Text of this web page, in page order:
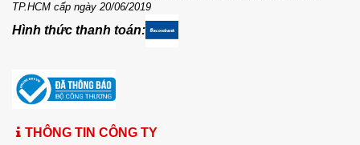
TP.HCM cấp ngày 20/06/2019
Hình thức thanh toán:
THÔNG TIN CÔNG TY